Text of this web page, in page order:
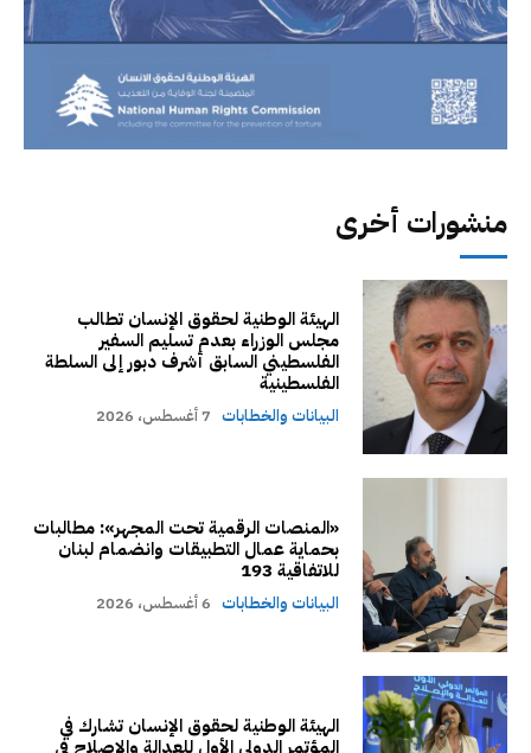
منشورات أخرى
الهيئة الوطنية لحقوق الإنسان تطالب
مجلس الوزراء بعدم تسليم السفير
الفلسطيني السابق أشرف دبور إلى السلطة
الفلسطينية
البيانات والخطابات 7 أغسطس، 2026
«المنصات الرقمية تحت المجهر»: مطالبات
بحماية عمال التطبيقات وانضمام لبنان
للاتفاقية 193
البيانات والخطابات 6 أغسطس، 2026
الهيئة الوطنية لحقوق الإنسان تشارك في
المؤتمر الدولي الأول للعدالة والإصلاح في